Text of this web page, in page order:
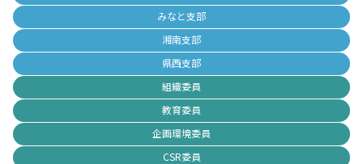
みなと支部
湘南支部
県西支部
組織委員
教育委員
企画環境委員
CSR委員